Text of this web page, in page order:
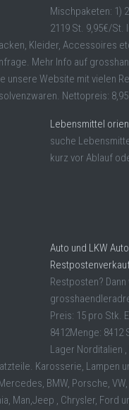
Mischpaketen: 1)
2119 St. 9,95€/St.
Kleider, Accessoires
Mehr Info auf
unsere Website mit vielen
Nettopreis:
Lebensmittel
suche
kurz vor Ablauf
Auto und LKW
Restposten?
Preis: 15 pro Stk.
8412Menge: 8412
Lager Norditalien
Karosserie, Lampen
BMW, Porsche,
Man,Jeep , Chrysler, Ford